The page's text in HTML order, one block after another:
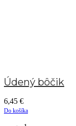
Údený bôčik
6,45 €
Do košíka